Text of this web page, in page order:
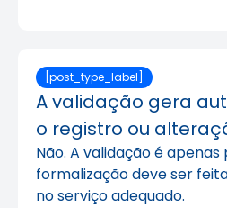
[post_type_label]
A validação gera
o registro ou
Não. A validação é apenas
formalização deve ser
no serviço adequado.